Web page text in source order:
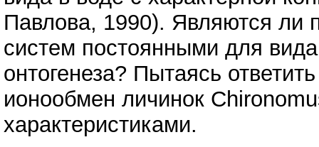
Павлова, 1990). Являются ли
систем постоянными для
онтогенеза? Пытаясь
ионообмен личинок
характеристиками.